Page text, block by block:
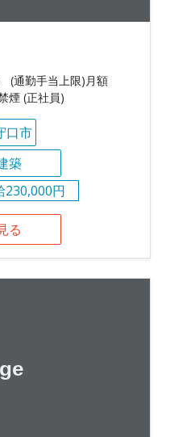
(通勤手当上限)月額
煙 (正社員)
口市
築
230,000円
る